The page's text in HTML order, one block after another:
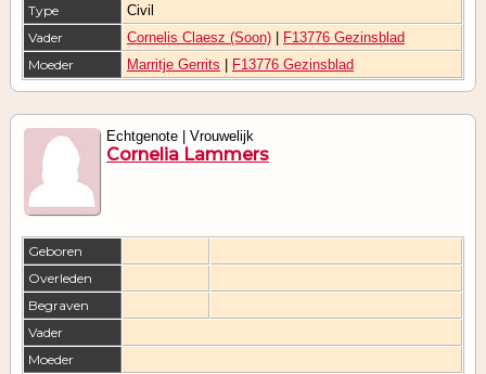
Type
Civil
Vader
Cornelis Claesz (Soon)
F13776 Gezinsblad
Moeder
Marritje Gerrits F13776 Gezinsblad
Echtgenote | Vrouwelijk
Cornelia Lammers
Geboren
Overleden
Begraven
Vader
Moeder